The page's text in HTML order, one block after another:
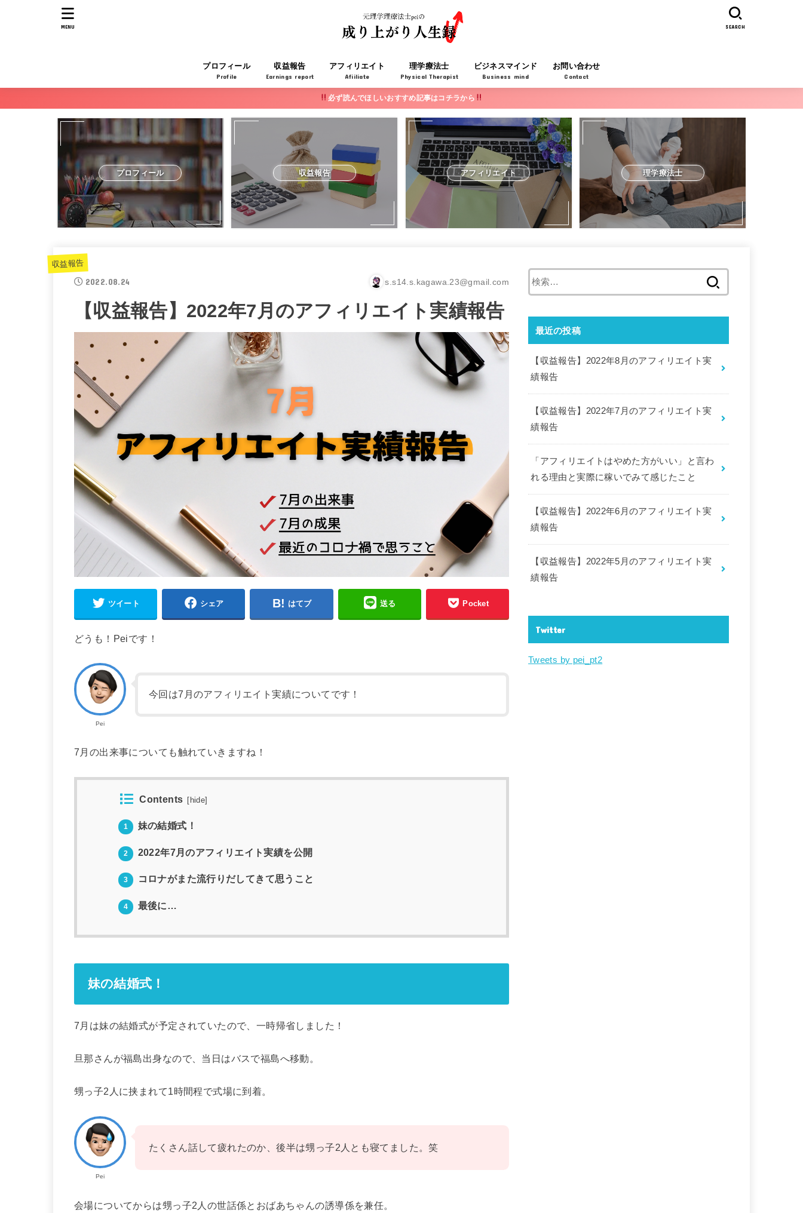
プロフィール
Profile
収益報告
Earnings report
アフィリエイト
Afiiliate
理学療法士
Physical Therapist
ビジネスマインド
Business mind
お問い合わせ
Contact
SEARCH
MENU
必ず読んでほしいおすすめ記事はコチラから
プロフィール 収益報告 アフィリエイト 理学療法士
収益報告
2022.08.24 s.s14.s.kagawa.23@gmail.com
【収益報告】2022年7月のアフィリエイト実績報告
ツイート シェア はてブ 送る Pocket
どうも！Peiです！
Pei
今回は7月のアフィリエイト実績についてです！
7月の出来事についても触れていきますね！
Contents [ hide]
1 妹の結婚式！
2 2022年7月のアフィリエイト実績を公開
3 コロナがまた流行りだしてきて思うこと
4 最後に…
妹の結婚式！
7月は妹の結婚式が予定されていたので、一時帰省しました！
旦那さんが福島出身なので、当日はバスで福島へ移動。
甥っ子2人に挟まれて1時間程で式場に到着。
Pei
たくさん話して疲れたのか、後半は甥っ子2人とも寝てました。笑
会場についてからは甥っ子2人の世話係とおばあちゃんの誘導係を兼任。
最近の投稿
【収益報告】2022年8月のアフィリエイト実
績報告
【収益報告】2022年7月のアフィリエイト実
績報告
「アフィリエイトはやめた方がいい」と言わ
れる理由と実際に稼いでみて感じたこと
【収益報告】2022年6月のアフィリエイト実
績報告
【収益報告】2022年5月のアフィリエイト実
績報告
Twitter
Tweets by pei_pt2